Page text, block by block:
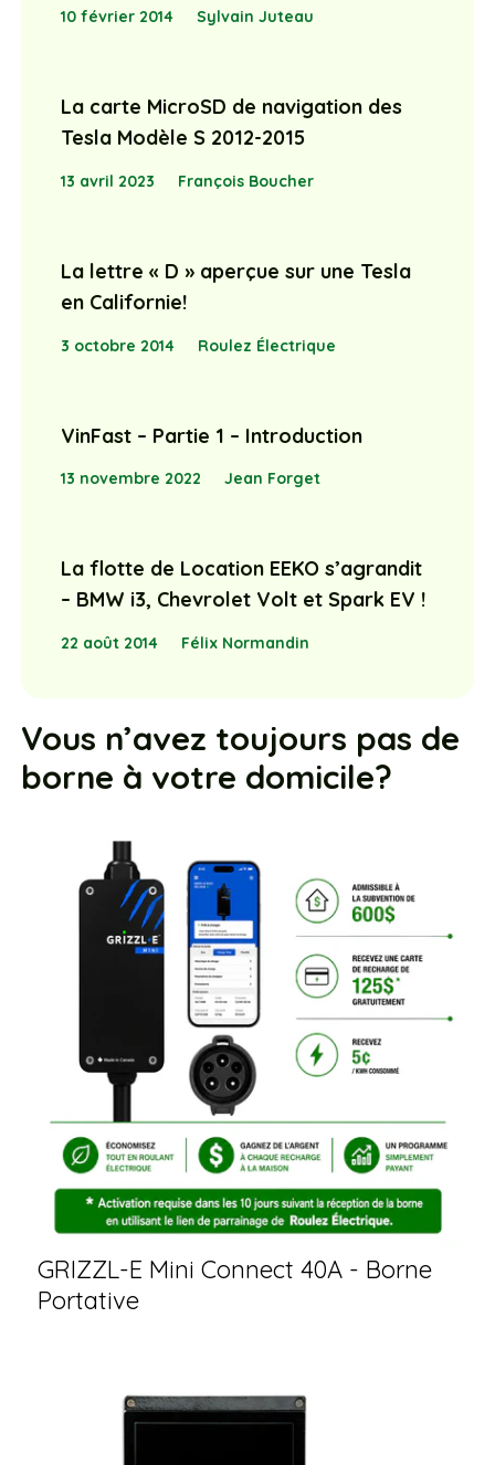
10 février 2014 Sylvain Juteau
La carte MicroSD de navigation des
Tesla Modèle S 2012-2015
13 avril 2023 François Boucher
La lettre « D » aperçue sur une Tesla
en Californie!
3 octobre 2014 Roulez Électrique
VinFast – Partie 1 – Introduction
13 novembre 2022 Jean Forget
La flotte de Location EEKO s’agrandit
– BMW i3, Chevrolet Volt et Spark EV !
22 août 2014 Félix Normandin
Vous n’avez toujours pas de
borne à votre domicile?
GRIZZL-E Mini Connect 40A - Borne
Portative